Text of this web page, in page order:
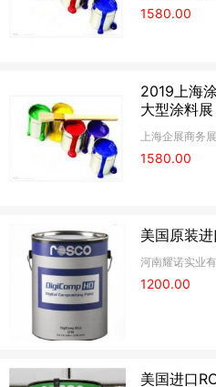
1580.00
2019上海
大型涂料展
上海企展商务
1580.00
美国原装
河南耀诺实业
1200.00
美国进口